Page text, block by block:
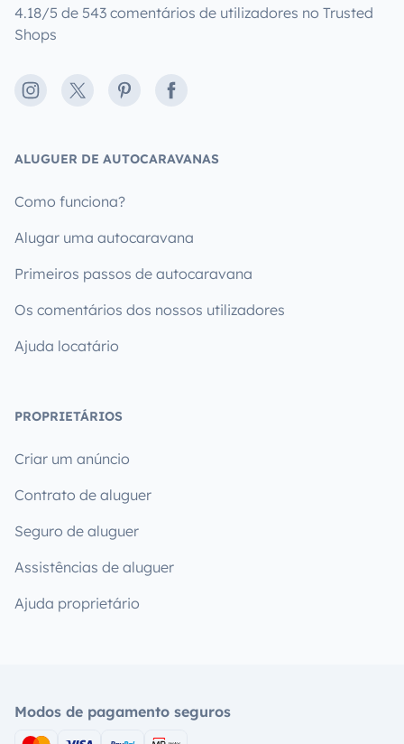
4.18/5 de 543 comentários de utilizadores no Trusted
Shops
Instagram
X PinterestFacebook
ALUGUER DE AUTOCARAVANAS
Como funciona?
Alugar uma autocaravana
Primeiros passos de autocaravana
Os comentários dos nossos utilizadores
Ajuda locatário
PROPRIETÁRIOS
Criar um anúncio
Contrato de aluguer
Seguro de aluguer
Assistências de aluguer
Ajuda proprietário
Modos de pagamento seguros